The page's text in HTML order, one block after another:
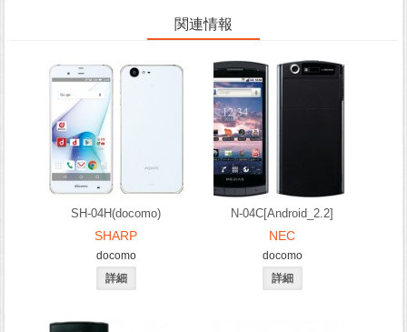
関連情報
SH-04H(docomo)
SHARP
docomo
N-04C[Android_2.2]
NEC
docomo